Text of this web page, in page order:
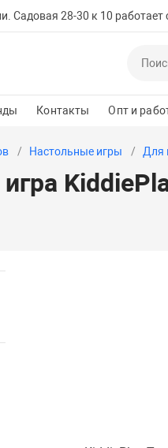
Садовая 28-30 к 10 работает
Контакты Опт и
Настольные игры Для
игра